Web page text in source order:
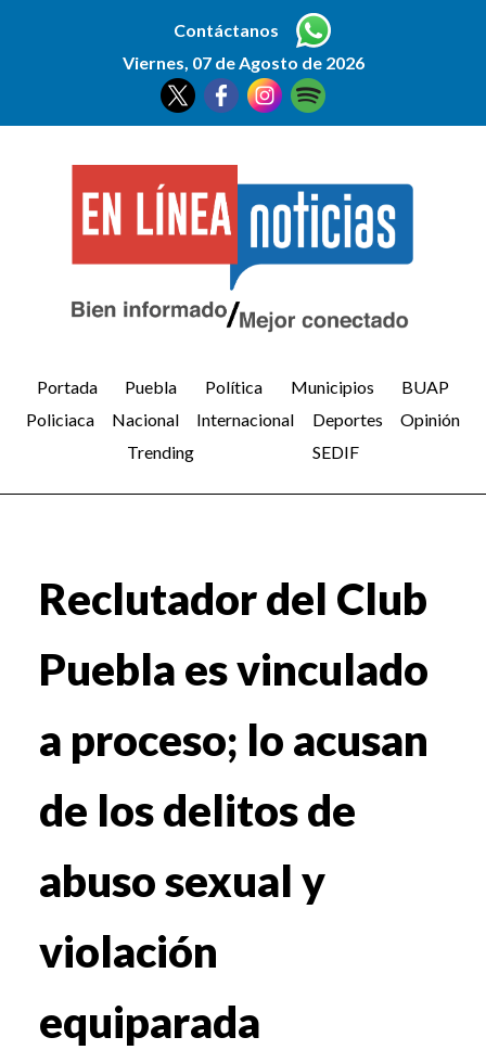
Contáctanos
Viernes, 07 de Agosto de 2026
Portada Puebla Política Municipios
BUAP
Policiaca
Nacional Internacional Deportes
Opinión
Trending
SEDIF
Reclutador del Club
Puebla es vinculado
a proceso; lo acusan
de los delitos de
abuso sexual y
violación
equiparada